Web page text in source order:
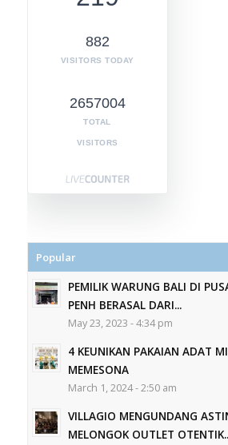
882
VISITORS TODAY
2657004
TOTAL
VISITORS
Popular
PEMILIK WARUNG BALI DI
PENH BERASAL DARI...
May 23, 2023 - 4:34 pm
4 KEUNIKAN PAKAIAN ADAT
MEMESONA
March 1, 2024 - 2:50 am
VILLAGIO MENGUNDANG
MELONGOK OUTLET